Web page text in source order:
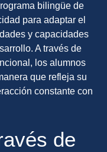
bilingüe de
para adaptar el
y capacidades
A través de
los alumnos
que refleja su
constante con
de